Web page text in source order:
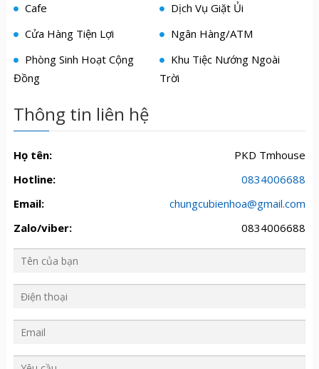
Cafe
Dịch Vụ Giặt Ủi
Cửa Hàng Tiện Lợi
Ngân Hàng/ATM
Phòng Sinh Hoạt Cộng
Đồng
Khu Tiệc Nướng Ngoài
Trời
Thông tin liên hệ
Họ tên:
PKD Tmhouse
Hotline:
0834006688
Email:
chungcubienhoa@gmail.com
Zalo/viber:
0834006688